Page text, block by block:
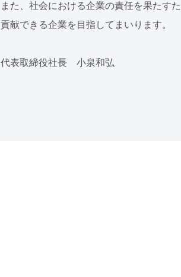
また、社会における企業の責任を果たす
貢献できる企業を目指してまいります。
代表取締役社長 小泉和弘